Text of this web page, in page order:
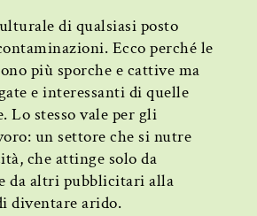
di qualsiasi posto
Ecco perché le
più sporche e cattive ma
e interessanti di quelle
Lo stesso vale per gli
un settore che si nutre
che attinge solo da
da altri pubblicitari alla
diventare arido.